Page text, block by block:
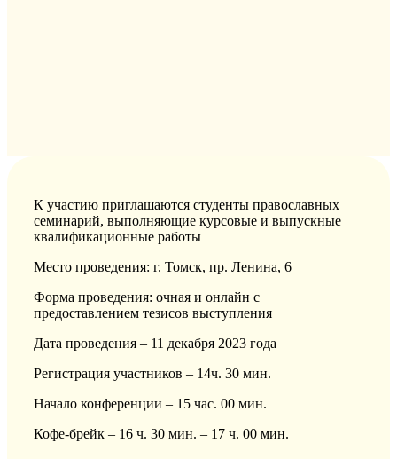
К участию приглашаются студенты православных
семинарий, выполняющие курсовые и выпускные
квалификационные работы
Место проведения: г. Томск, пр. Ленина, 6
Форма проведения: очная и онлайн с
предоставлением тезисов выступления
Дата проведения – 11 декабря 2023 года
Регистрация участников – 14ч. 30 мин.
Начало конференции – 15 час. 00 мин.
Кофе-брейк – 16 ч. 30 мин. – 17 ч. 00 мин.